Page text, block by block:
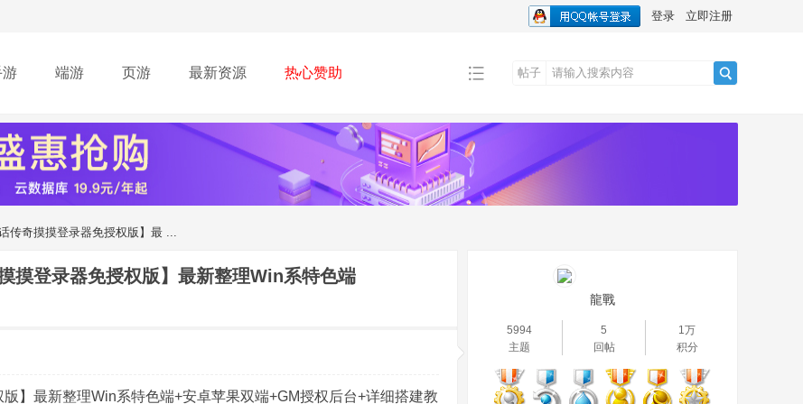
登录 立即注册
游 端游 页游 最新资源 热心赞助 帖子
传奇摸摸登录器免授权版】最 ...
摸登录器免授权版】最新整理Win系特色端
】最新整理Win系特色端+安卓苹果双端+GM授权后台+详细搭建教
龍戰
5994
主题
5
回帖
1万
积分